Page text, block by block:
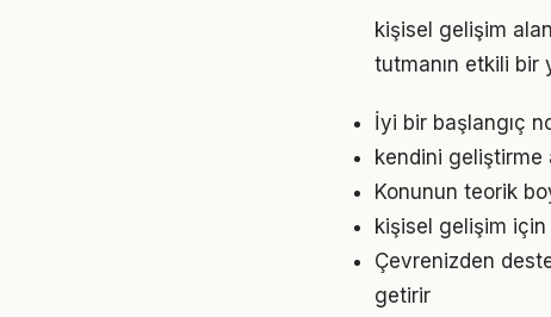
kişisel gelişim
tutmanın etkili bir
İyi bir başlangıç
kendini geliştirme
Konunun teorik
kişisel gelişim için
Çevrenizden
getirir